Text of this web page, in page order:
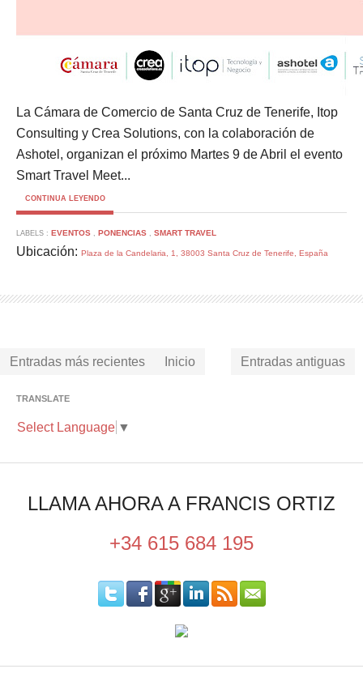
La Cámara de Comercio de Santa Cruz de Tenerife, Itop
Consulting y Crea Solutions, con la colaboración de
Ashotel, organizan el próximo Martes 9 de Abril el evento
Smart Travel Meet...
CONTINUA LEYENDO
LABELS : EVENTOS , PONENCIAS , SMART TRAVEL
Ubicación: Plaza de la Candelaria, 1, 38003 Santa Cruz de Tenerife, España
Entradas más recientes Entradas antiguas
Inicio
TRANSLATE
Select Language ▼
LLAMA AHORA A FRANCIS ORTIZ
+34 615 684 195